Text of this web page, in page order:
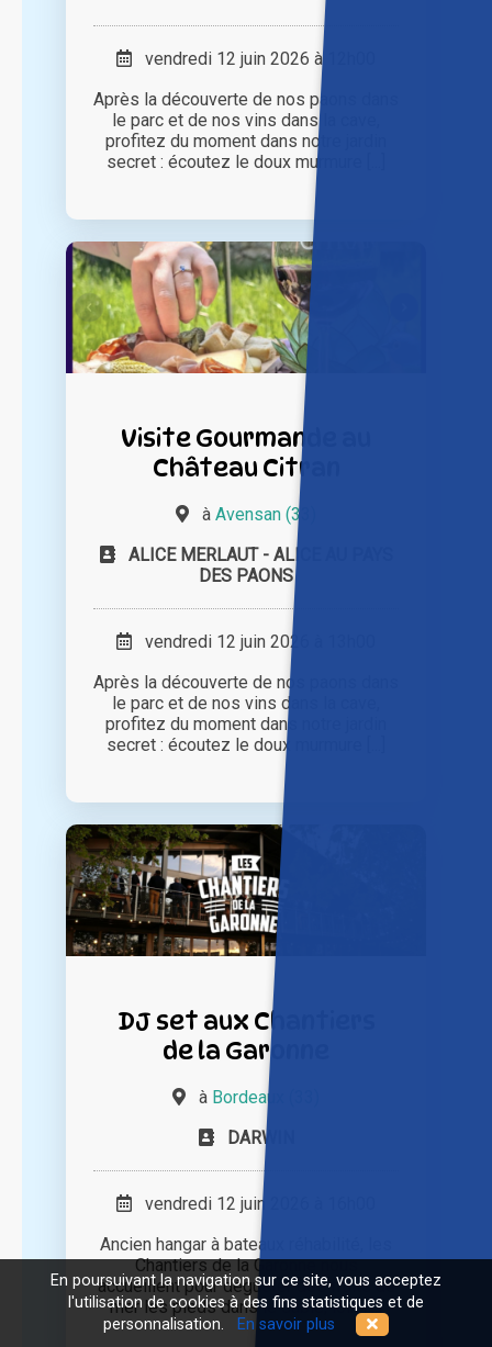
vendredi 12 juin 2026 à 12h00
Après la découverte de nos paons dans
le parc et de nos vins dans la cave,
profitez du moment dans notre jardin
secret : écoutez le doux murmure [...]
Visite Gourmande au
Château Citran
à Avensan (33)
ALICE MERLAUT - ALICE AU PAYS
DES PAONS
vendredi 12 juin 2026 à 13h00
Après la découverte de nos paons dans
le parc et de nos vins dans la cave,
profitez du moment dans notre jardin
secret : écoutez le doux murmure [...]
DJ set aux Chantiers
de la Garonne
à Bordeaux (33)
DARWIN
vendredi 12 juin 2026 à 16h00
Ancien hangar à bateaux réhabilité, les
Chantiers de la Garonne nous
accueillent pour déguster des fruits de
mer les pieds dans le sable, loin [...]
En poursuivant la navigation sur ce site, vous acceptez
l'utilisation de cookies à des fins statistiques et de
personnalisation.
En savoir plus